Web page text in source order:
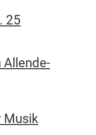
25
Allende-
Musik